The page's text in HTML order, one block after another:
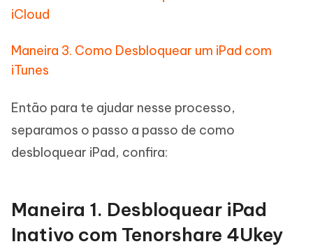
iCloud
Maneira 3. Como Desbloquear um iPad com
iTunes
Então para te ajudar nesse processo,
separamos o passo a passo de como
desbloquear iPad, confira:
Maneira 1. Desbloquear iPad
Inativo com Tenorshare 4Ukey